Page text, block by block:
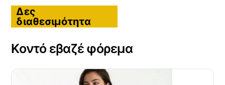
Δες
διαθεσιμότητα
Κοντό εβαζέ φόρεμα